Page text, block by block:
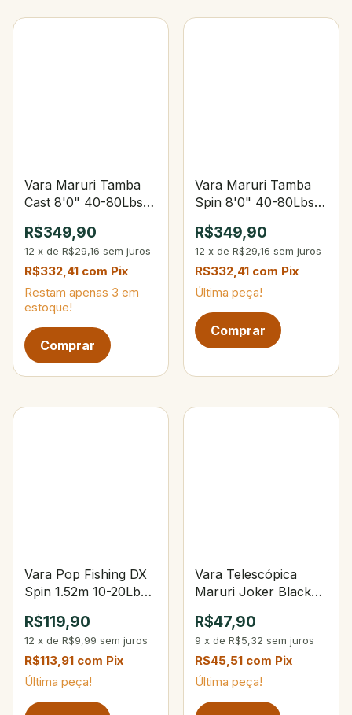
Vara Maruri Tamba
Cast 8'0" 40-80Lbs
R$349,90
12 x de R$29,16 sem juros
R$332,41 com Pix
Restam apenas 3 em
estoque!
Vara Maruri Tamba
Spin 8'0" 40-80Lbs
R$349,90
12 x de R$29,16 sem juros
R$332,41 com Pix
Última peça!
Vara Pop Fishing DX
Spin 1.52m 10-20Lbs
R$119,90
12 x de R$9,99 sem juros
R$113,91 com Pix
Última peça!
Vara Telescópica
Maruri Joker Black
R$47,90
9 x de R$5,32 sem juros
R$45,51 com Pix
Última peça!